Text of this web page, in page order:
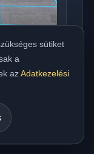
sütiket
a
azAdatkezelési